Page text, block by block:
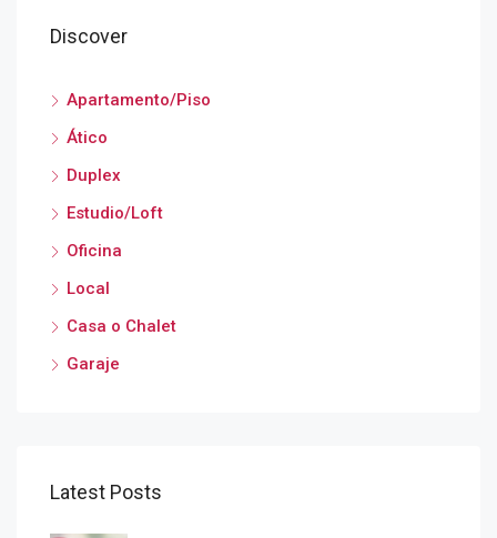
Discover
Apartamento/Piso
Ático
Duplex
Estudio/Loft
Oficina
Local
Casa o Chalet
Garaje
Latest Posts